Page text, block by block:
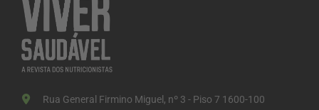
Rua General Firmino Miguel, nº 3 - Piso 7 1600-100